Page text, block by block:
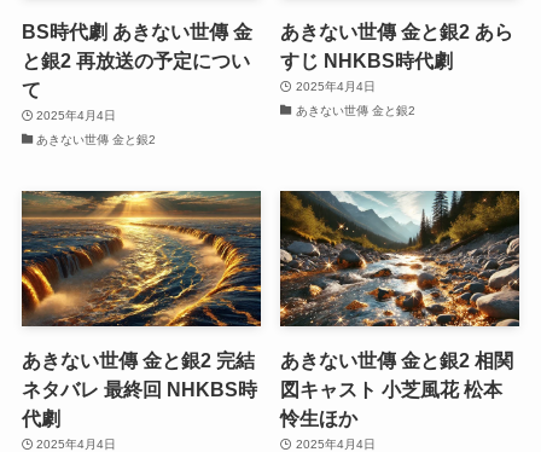
BS時代劇 あきない世傳 金
と銀2 再放送の予定につい
て
2025年4月4日
あきない世傳 金と銀2
あきない世傳 金と銀2 あら
すじ NHKBS時代劇
2025年4月4日
あきない世傳 金と銀2
あきない世傳 金と銀2 完結
ネタバレ 最終回 NHKBS時
代劇
2025年4月4日
あきない世傳 金と銀2 相関
図キャスト 小芝風花 松本
怜生ほか
2025年4月4日